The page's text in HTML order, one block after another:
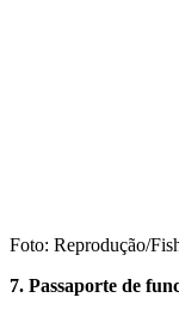
Foto: Reprodução/
7. Passaporte de